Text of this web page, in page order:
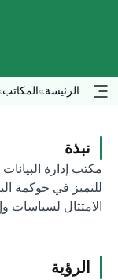
الرئيسة»المكاتب
نبذة
مكتب إدارة
للتميز في حوكمة
الامتثال لسياسات
الرؤية